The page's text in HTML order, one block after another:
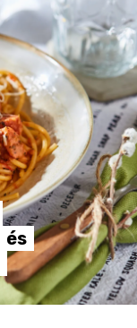
és